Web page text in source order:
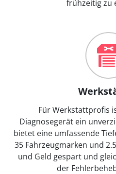
frühzeitig zu
Für Werkstattprofis
Diagnosegerät ein
bietet eine umfassende
35 Fahrzeugmarken und
und Geld gespart und
der